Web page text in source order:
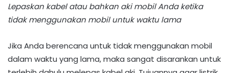
Lepaskan kabel atau bahkan aki mobil Anda ketika
tidak menggunakan mobil untuk waktu lama
Jika Anda berencana untuk tidak menggunakan mobil
dalam waktu yang lama, maka sangat disarankan untuk